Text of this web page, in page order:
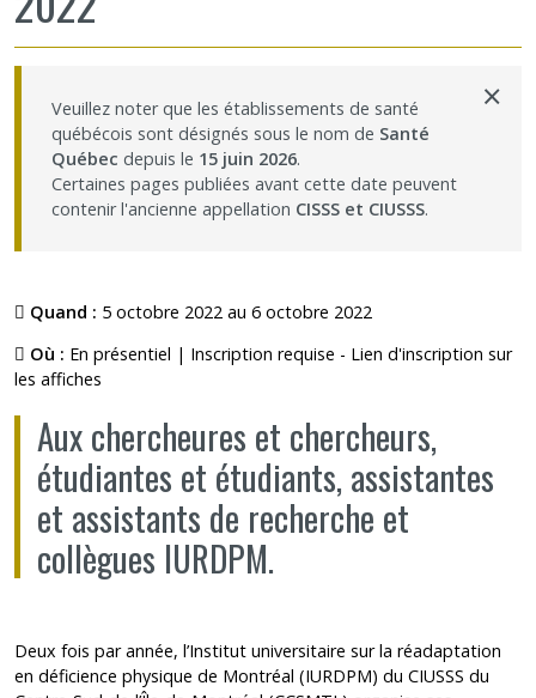
Veuillez noter que les établissements de santé
québécois sont désignés sous le nom de Santé
Québec depuis le 15 juin 2026.
Certaines pages publiées avant cette date peuvent
contenir l'ancienne appellation CISSS et CIUSSS.
×
Quand : 5 octobre 2022 au 6 octobre 2022
Où : En présentiel | Inscription requise - Lien d'inscription sur
les affiches
Aux chercheures et chercheurs,
étudiantes et étudiants, assistantes
et assistants de recherche et
collègues IURDPM.
Deux fois par année, l’Institut universitaire sur la réadaptation
en déficience physique de Montréal (IURDPM) du CIUSSS du